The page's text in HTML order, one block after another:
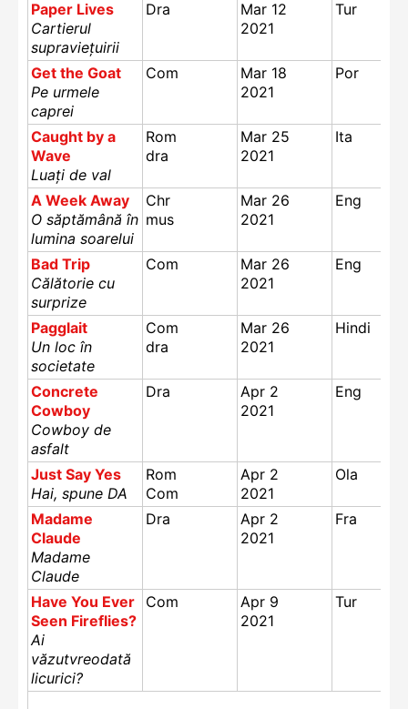
Paper Lives
Cartierul
supraviețuirii
Dra
Mar 12
2021
Tur
Get the Goat
Pe urmele
caprei
Com
Mar 18
2021
Por
Caught by a
Wave
Luați de val
Rom
dra
Mar 25
2021
Ita
A Week Away
O săptămână în
lumina soarelui
Chr
mus
Mar 26
2021
Eng
Bad Trip
Călătorie cu
surprize
Com
Mar 26
2021
Eng
Pagglait
Un loc în
societate
Com
dra
Mar 26
2021
Hindi
Concrete
Cowboy
Cowboy de
asfalt
Dra
Apr 2
2021
Eng
Just Say Yes
Hai, spune DA
Rom
Com
Apr 2
2021
Ola
Madame
Claude
Madame
Claude
Dra
Apr 2
2021
Fra
Have You Ever
Seen Fireflies?
Ai
văzutvreodată
licurici?
Com
Apr 9
2021
Tur